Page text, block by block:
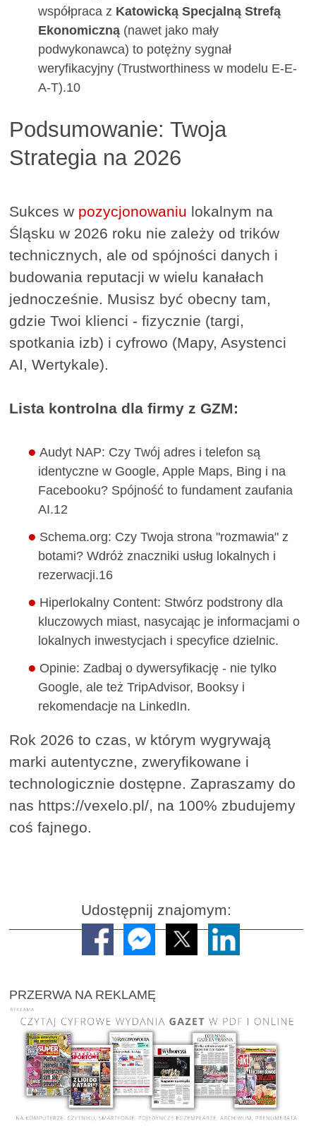
współpraca z Katowicką Specjalną Strefą
Ekonomiczną(nawet jako mały
podwykonawca) to potężny sygnał
weryfikacyjny (Trustworthiness w modelu E-E-
A-T).10
Podsumowanie: Twoja
Strategia na 2026
Sukces w pozycjonowaniu lokalnym na
Śląsku w 2026 roku nie zależy od trików
technicznych, ale od spójności danych i
budowania reputacji w wielu kanałach
jednocześnie. Musisz być obecny tam,
gdzie Twoi klienci - fizycznie (targi,
spotkania izb) i cyfrowo (Mapy, Asystenci
AI, Wertykale).
Lista kontrolna dla firmy z GZM:
Audyt NAP: Czy Twój adres i telefon są
identyczne w Google, Apple Maps, Bing i na
Facebooku? Spójność to fundament zaufania
AI.12
Schema.org: Czy Twoja strona "rozmawia" z
botami? Wdróż znaczniki usług lokalnych i
rezerwacji.16
Hiperlokalny Content: Stwórz podstrony dla
kluczowych miast, nasycając je informacjami o
lokalnych inwestycjach i specyfice dzielnic.
Opinie: Zadbaj o dywersyfikację - nie tylko
Google, ale też TripAdvisor, Booksy i
rekomendacje na LinkedIn.
Rok 2026 to czas, w którym wygrywają
marki autentyczne, zweryfikowane i
technologicznie dostępne. Zapraszamy do
nas https://vexelo.pl/, na 100% zbudujemy
coś fajnego.
Udostępnij znajomym:
PRZERWA NA REKLAMĘ